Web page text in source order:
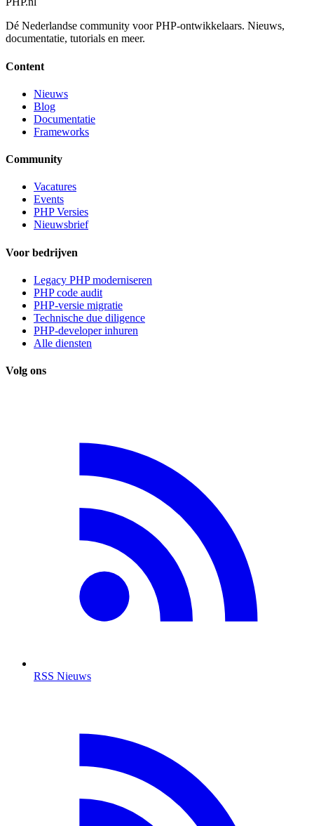
Dé Nederlandse community voor PHP-ontwikkelaars. Nieuws,
documentatie, tutorials en meer.
Content
Nieuws
Blog
Documentatie
Frameworks
Community
Vacatures
Events
PHP Versies
Nieuwsbrief
Voor bedrijven
Legacy PHP moderniseren
PHP code audit
PHP-versie migratie
Technische due diligence
PHP-developer inhuren
Alle diensten
Volg ons
RSS Nieuws